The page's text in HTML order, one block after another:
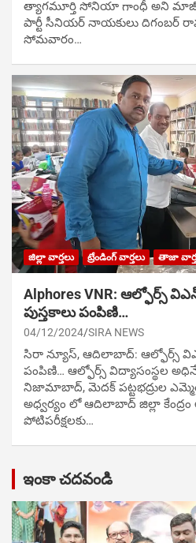
త్యాగమూర్తి సోనియా గాంధీ అని మాజీ
పార్టీ సీనియ‌ర్ నాయ‌కులు దిగంబ‌ర్
సోమవారం…
జిల్లా వార్తలు ట్రేండింగ్ వార్తలు తాజా
Alphores VNR: ఆల్ఫోర్స్
పుస్తకాలు పంపిణి…
04/12/2024 SIRA NEWS
సిరా న్యూస్, ఆదిలాబాద్: ఆల్ఫోర్స్
పంపిణి… ఆల్ఫోర్స్ విద్యాసంస్థల
నిజామాబాద్, మెదక్ పట్టభద్రుల
అధ్వర్యం లో ఆదిలాబాద్ జిల్లా కేంద్రం లో
పోటిప‌రీక్ష‌ల‌కు…
ఇంకా చదవండి